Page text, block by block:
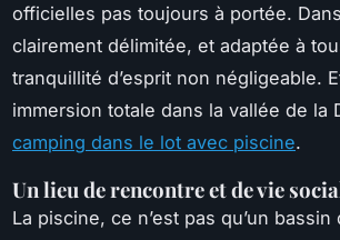
officielles pas toujours à portée.
clairement délimitée, et adaptée à
tranquillité d’esprit non négligeable.
immersion totale dans la vallée de la
camping dans le lot avec piscine.
Un lieu de rencontre et de vie
La piscine, ce n’est pas qu’un